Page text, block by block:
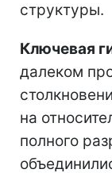
структуры.
Ключевая
далеком
на
полного